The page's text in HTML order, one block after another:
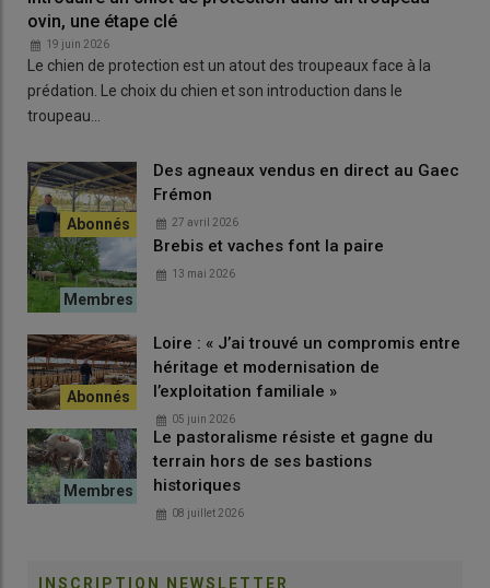
C’est un composant nécessaire pour une synthèse osseuse
correcte. Il intervient notamment dans une chaîne de réactions
l’activation des défenses immunitaires ainsi que le
fonctionnement ovarien chez la brebis. Le manganèse va
permettre la nidation et la survie de l’embryon.
Le cobalt
Un animal qui présente un déficit decobalt est en réalité
certainement carencé enB12. En effet, le cobalt entre dans la
composition de cette vitamine. Les symptômes sont : baisse
d’appétit, amaigrissement, anémie, écoulements oculaires très
importants. Les ovins qui manquent de cobalt sont
extrêmement pâles.
ovin, une étape clé
19 juin 2026
Le chien de protection est un atout des troupeaux face à la
prédation. Le choix du chien et son introduction dans le
troupeau…
Des agneaux vendus en direct au Gaec
Frémon
27 avril 2026
Brebis et vaches font la paire
13 mai 2026
Loire : « J’ai trouvé un compromis entre
héritage et modernisation de
l’exploitation familiale »
05 juin 2026
Le pastoralisme résiste et gagne du
terrain hors de ses bastions
historiques
08 juillet 2026
INSCRIPTION NEWSLETTER